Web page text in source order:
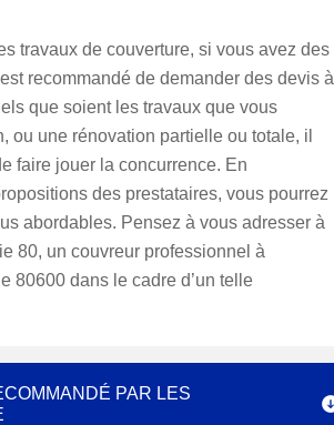
travaux de couverture, si vous avez des
recommandé de demander des devis à
que soient les travaux que vous
ou une rénovation partielle ou totale, il
faire jouer la concurrence. En
des prestataires, vous pourrez
abordables. Pensez à vous adresser à
80, un couvreur professionnel à
80600 dans le cadre d’un telle
PAR LES